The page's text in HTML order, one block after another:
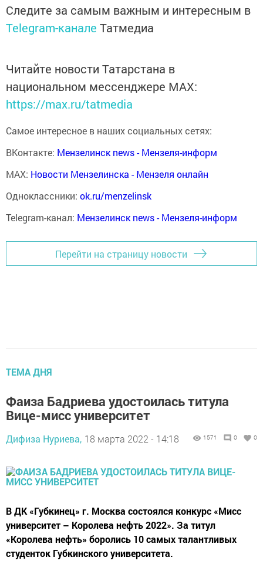
Следите за самым важным и интересным в
Telegram-канале Татмедиа
Читайте новости Татарстана в
национальном мессенджере MАХ:
https://max.ru/tatmedia
Самое интересное в наших социальных сетях:
ВКонтакте: Мензелинск news - Мензеля-информ
MAX: Новости Мензелинска - Мензеля онлайн
Одноклассники: ok.ru/menzelinsk
Telegram-канал: Мензелинск news - Мензеля-информ
Перейти на страницу новости
ТЕМА ДНЯ
Фаиза Бадриева удостоилась титула
Вице-мисс университет
Дифиза Нуриева, 18 марта 2022 - 14:18 1571 0 0
В ДК «Губкинец» г. Москва состоялся конкурс «Мисс
университет – Королева нефть 2022». За титул
«Королева нефть» боролись 10 самых талантливых
студенток Губкинского университета.